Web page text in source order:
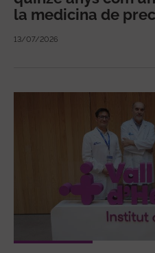
la medicina de
13/07/2026